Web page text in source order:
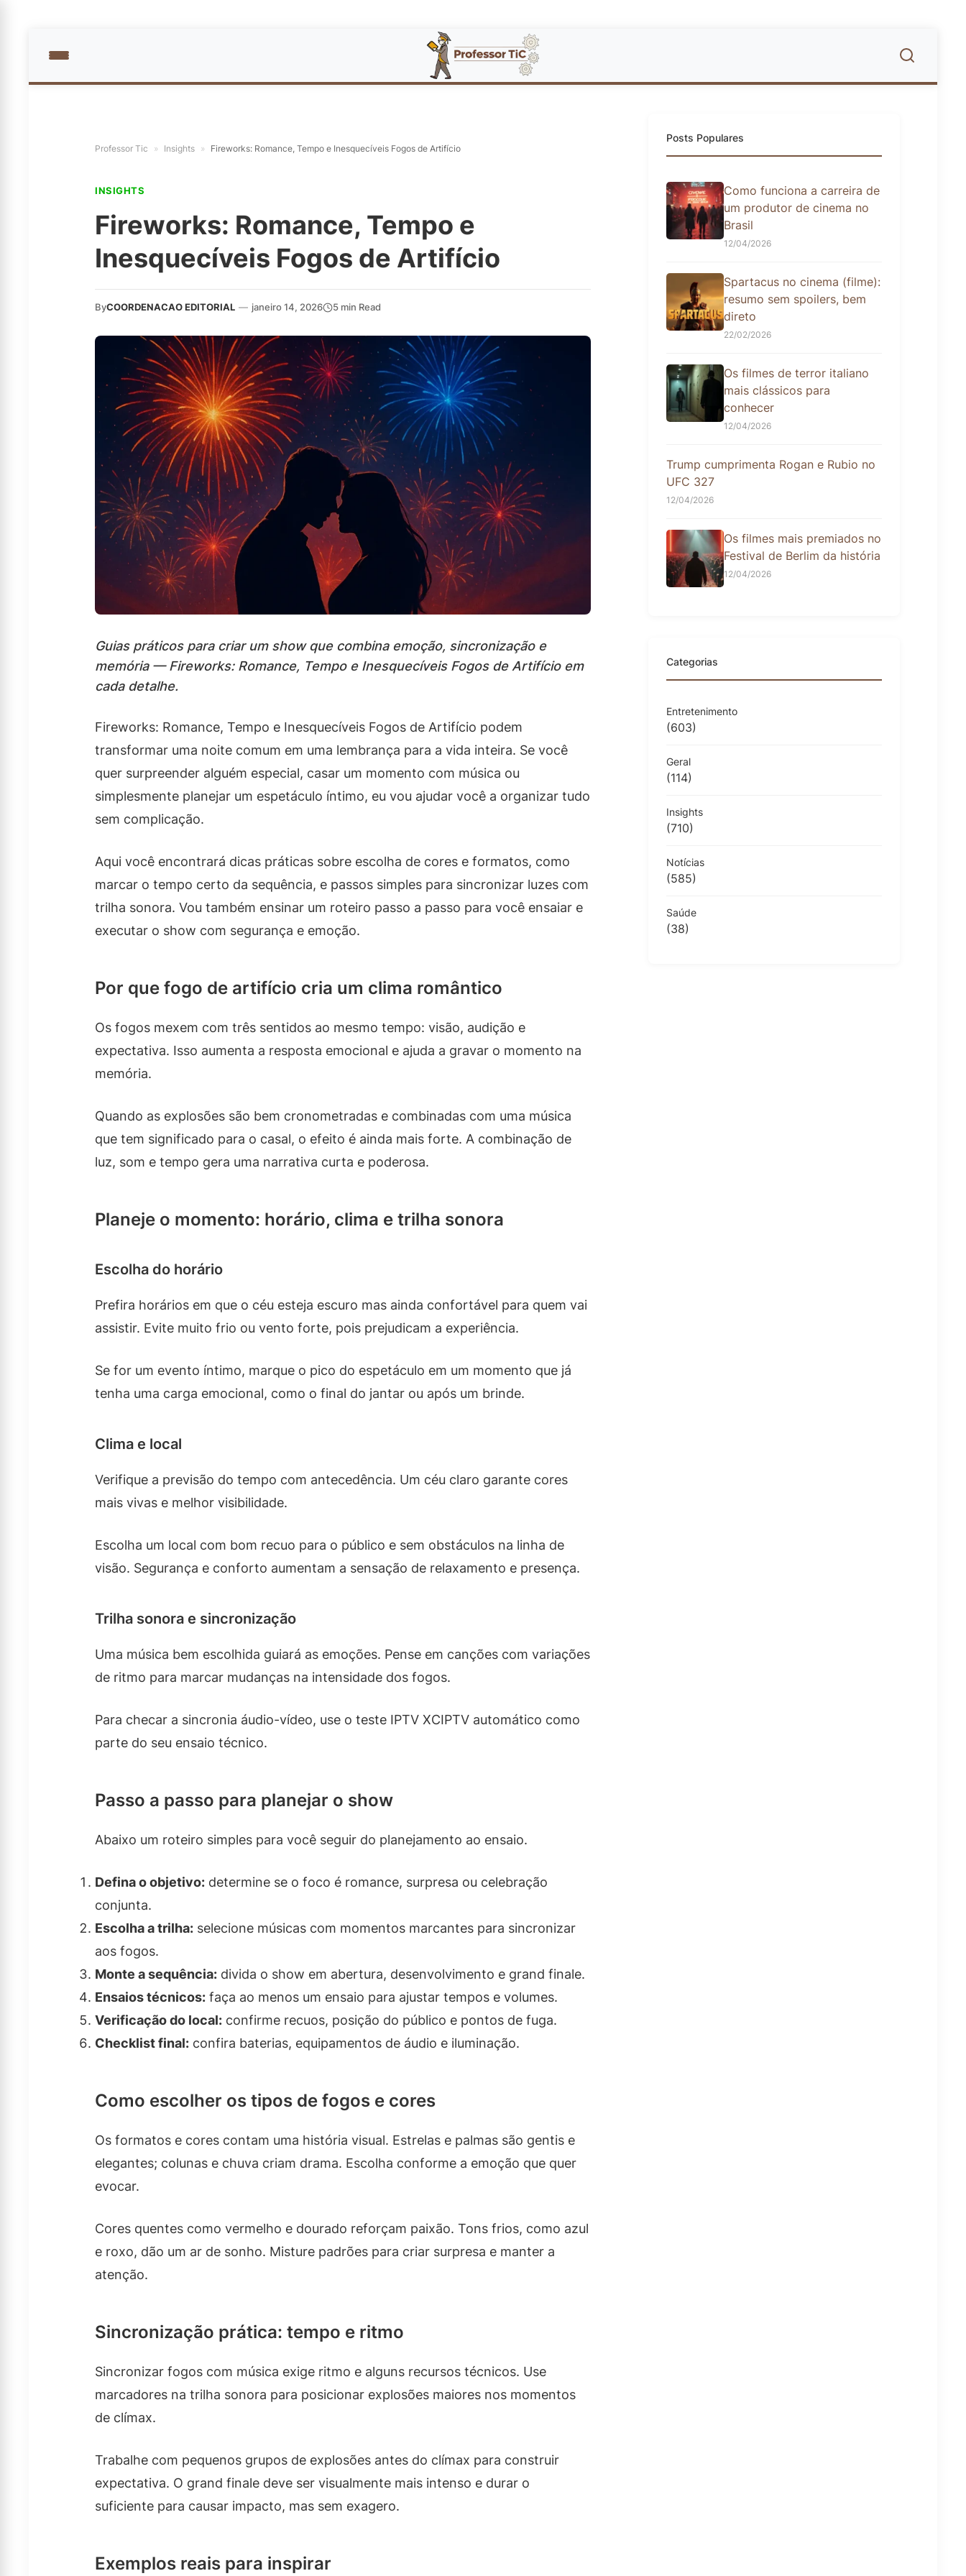
Professor Tic » Insights » Fireworks: Romance, Tempo e Inesquecíveis Fogos de Artifício
INSIGHTS
Fireworks: Romance, Tempo e
Inesquecíveis Fogos de Artifício
ByCOORDENACAO EDITORIAL — janeiro 14, 2026 5 min Read
Guias práticos para criar um show que combina emoção, sincronização e
memória — Fireworks: Romance, Tempo e Inesquecíveis Fogos de Artifício em
cada detalhe.
Fireworks: Romance, Tempo e Inesquecíveis Fogos de Artifício podem
transformar uma noite comum em uma lembrança para a vida inteira. Se você
quer surpreender alguém especial, casar um momento com música ou
simplesmente planejar um espetáculo íntimo, eu vou ajudar você a organizar tudo
sem complicação.
Aqui você encontrará dicas práticas sobre escolha de cores e formatos, como
marcar o tempo certo da sequência, e passos simples para sincronizar luzes com
trilha sonora. Vou também ensinar um roteiro passo a passo para você ensaiar e
executar o show com segurança e emoção.
Por que fogo de artifício cria um clima romântico
Os fogos mexem com três sentidos ao mesmo tempo: visão, audição e
expectativa. Isso aumenta a resposta emocional e ajuda a gravar o momento na
memória.
Quando as explosões são bem cronometradas e combinadas com uma música
que tem significado para o casal, o efeito é ainda mais forte. A combinação de
luz, som e tempo gera uma narrativa curta e poderosa.
Planeje o momento: horário, clima e trilha sonora
Escolha do horário
Prefira horários em que o céu esteja escuro mas ainda confortável para quem vai
assistir. Evite muito frio ou vento forte, pois prejudicam a experiência.
Se for um evento íntimo, marque o pico do espetáculo em um momento que já
tenha uma carga emocional, como o final do jantar ou após um brinde.
Clima e local
Verifique a previsão do tempo com antecedência. Um céu claro garante cores
mais vivas e melhor visibilidade.
Escolha um local com bom recuo para o público e sem obstáculos na linha de
visão. Segurança e conforto aumentam a sensação de relaxamento e presença.
Trilha sonora e sincronização
Uma música bem escolhida guiará as emoções. Pense em canções com variações
de ritmo para marcar mudanças na intensidade dos fogos.
Para checar a sincronia áudio-vídeo, use o teste IPTV XCIPTV automático como
parte do seu ensaio técnico.
Passo a passo para planejar o show
Abaixo um roteiro simples para você seguir do planejamento ao ensaio.
Defina o objetivo: determine se o foco é romance, surpresa ou celebração
conjunta.
Escolha a trilha: selecione músicas com momentos marcantes para sincronizar
aos fogos.
Monte a sequência: divida o show em abertura, desenvolvimento e grand finale.
Ensaios técnicos: faça ao menos um ensaio para ajustar tempos e volumes.
Verificação do local: confirme recuos, posição do público e pontos de fuga.
Checklist final: confira baterias, equipamentos de áudio e iluminação.
Como escolher os tipos de fogos e cores
Os formatos e cores contam uma história visual. Estrelas e palmas são gentis e
elegantes; colunas e chuva criam drama. Escolha conforme a emoção que quer
evocar.
Cores quentes como vermelho e dourado reforçam paixão. Tons frios, como azul
e roxo, dão um ar de sonho. Misture padrões para criar surpresa e manter a
atenção.
Sincronização prática: tempo e ritmo
Sincronizar fogos com música exige ritmo e alguns recursos técnicos. Use
marcadores na trilha sonora para posicionar explosões maiores nos momentos
de clímax.
Trabalhe com pequenos grupos de explosões antes do clímax para construir
expectativa. O grand finale deve ser visualmente mais intenso e durar o
suficiente para causar impacto, mas sem exagero.
Exemplos reais para inspirar
Posts Populares
Como funciona a carreira de
um produtor de cinema no
Brasil
12/04/2026
Spartacus no cinema (filme):
resumo sem spoilers, bem
direto
22/02/2026
Os filmes de terror italiano
mais clássicos para
conhecer
12/04/2026
Trump cumprimenta Rogan e Rubio no
UFC 327
12/04/2026
Os filmes mais premiados no
Festival de Berlim da história
12/04/2026
Categorias
Entretenimento
(603)
Geral
(114)
Insights
(710)
Notícias
(585)
Saúde
(38)